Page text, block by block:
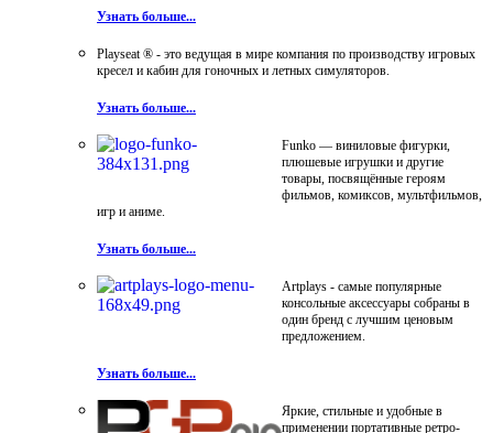
Узнать больше...
Playseat ® - это ведущая в мире компания по производству игровых
кресел и кабин для гоночных и летных симуляторов.
Узнать больше...
Funko — виниловые фигурки,
плюшевые игрушки и другие
товары, посвящённые героям
фильмов, комиксов, мультфильмов,
игр и аниме.
Узнать больше...
Artplays - самые популярные
консольные аксессуары собраны в
один бренд с лучшим ценовым
предложением.
Узнать больше...
Яркие, стильные и удобные в
применении портативные ретро-